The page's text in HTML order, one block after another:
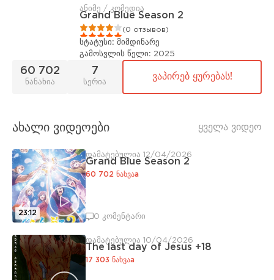
ანიმე / კომედია
Grand Blue Season 2
(0 отзывов)
სტატუსი: მიმდინარე
გამოსვლის წელი: 2025
60 702
ნანახია
7
სერია
ვაპირებ ყურებას!
ახალი ვიდეოები ყველა ვიდეო
23:12
დამატებულია 12/04/2026
Grand Blue Season 2
60 702 ნახვაа
0 კომენტარი
დამატებულია 10/04/2026
The last day of Jesus +18
17 303 ნახვაа